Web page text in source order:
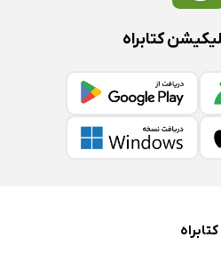
کتابراه
کتابراه